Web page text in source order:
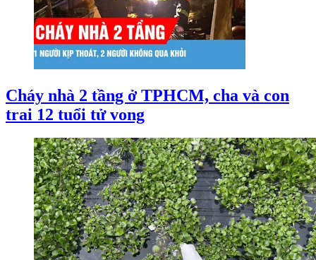
Cháy nhà 2 tầng ở TPHCM, cha và con
trai 12 tuổi tử vong